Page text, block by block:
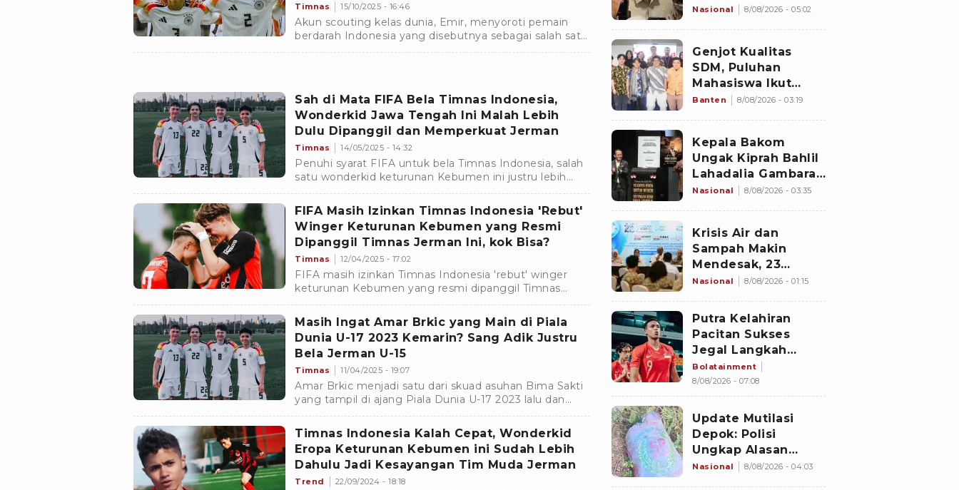
Timnas 15/10/2025 - 16:46
Akun scouting kelas dunia, Emir, menyoroti pemain
berdarah Indonesia yang disebutnya sebagai salah satu
talenta terbaik di Jerman, bahkan Eropa, generasi 2010.
Sah di Mata FIFA Bela Timnas Indonesia,
Wonderkid Jawa Tengah Ini Malah Lebih
Dulu Dipanggil dan Memperkuat Jerman
Timnas 14/05/2025 - 14:32
Penuhi syarat FIFA untuk bela Timnas Indonesia, salah
satu wonderkid keturunan Kebumen ini justru lebih
dulu dipanggil timnas Jerman.
FIFA Masih Izinkan Timnas Indonesia 'Rebut'
Winger Keturunan Kebumen yang Resmi
Dipanggil Timnas Jerman Ini, kok Bisa?
Timnas 12/04/2025 - 17:02
FIFA masih izinkan Timnas Indonesia 'rebut' winger
keturunan Kebumen yang resmi dipanggil Timnas
Jerman ini.
Masih Ingat Amar Brkic yang Main di Piala
Dunia U-17 2023 Kemarin? Sang Adik Justru
Bela Jerman U-15
Timnas 11/04/2025 - 19:07
Amar Brkic menjadi satu dari skuad asuhan Bima Sakti
yang tampil di ajang Piala Dunia U-17 2023 lalu dan
mengakhiri turnamen di fase grup.Â
Timnas Indonesia Kalah Cepat, Wonderkid
Eropa Keturunan Kebumen ini Sudah Lebih
Dahulu Jadi Kesayangan Tim Muda Jerman
Trend 22/09/2024 - 18:18
Kembali Terjadi
Nasional 8/08/2026 - 05:02
Genjot Kualitas
SDM, Puluhan
Mahasiswa Ikut
Program di
Banten 8/08/2026 - 03:19
Kepala Bakom
Ungak Kiprah Bahlil
Lahadalia Gambaran
'Indonesia Dream'
Nasional 8/08/2026 - 03:35
Krisis Air dan
Sampah Makin
Mendesak, 23
Negara Berkumpul
Solusi
Nasional 8/08/2026 - 01:15
Putra Kelahiran
Pacitan Sukses
Jegal Langkah
Timnas Indonesia
ke Semifinal Piala
AFF 2026
Bolatainment
8/08/2026 - 07:08
Update Mutilasi
Depok: Polisi
Ungkap Alasan
Mengapa Potongan
Nasional 8/08/2026 - 04:03